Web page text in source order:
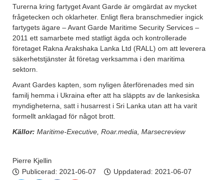
Turerna kring fartyget Avant Garde är omgärdat av mycket
frågetecken och oklarheter. Enligt flera branschmedier ingick
fartygets ägare – Avant Garde Maritime Security Services –
2011 ett samarbete med statligt ägda och kontrollerade
företaget Rakna Arakshaka Lanka Ltd (RALL) om att leverera
säkerhetstjänster åt företag verksamma i den maritima
sektorn.
Avant Gardes kapten, som nyligen återförenades med sin
familj hemma i Ukraina efter att ha släppts av de lankesiska
myndigheterna, satt i husarrest i Sri Lanka utan att ha varit
formellt anklagad för något brott.
Källor: Maritime-Executive, Roar.media, Marsecreview
Pierre Kjellin
Publicerad: 2021-06-07 Uppdaterad: 2021-06-07